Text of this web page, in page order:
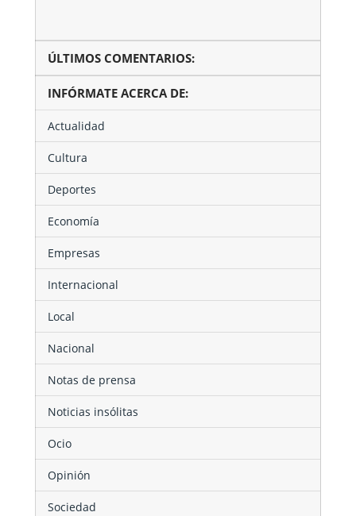
ÚLTIMOS COMENTARIOS:
INFÓRMATE ACERCA DE:
Actualidad
Cultura
Deportes
Economía
Empresas
Internacional
Local
Nacional
Notas de prensa
Noticias insólitas
Ocio
Opinión
Sociedad